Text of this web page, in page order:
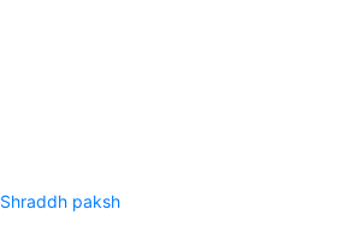
paksh